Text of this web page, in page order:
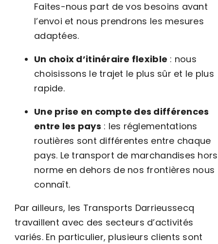
Faites-nous part de vos besoins avant
l’envoi et nous prendrons les mesures
adaptées.
Un choix d’itinéraire flexible : nous
choisissons le trajet le plus sûr et le plus
rapide.
Une prise en compte des différences
entre les pays : les réglementations
routières sont différentes entre chaque
pays. Le transport de marchandises hors
norme en dehors de nos frontières nous
connaît.
Par ailleurs, les Transports Darrieussecq
travaillent avec des secteurs d’activités
variés. En particulier, plusieurs clients sont